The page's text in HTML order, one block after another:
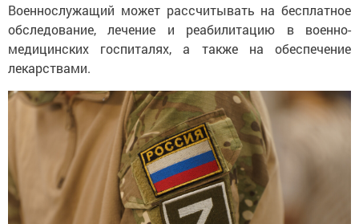
Военнослужащий может рассчитывать на бесплатное
обследование, лечение и реабилитацию в военно-
медицинских госпиталях, а также на обеспечение
лекарствами.